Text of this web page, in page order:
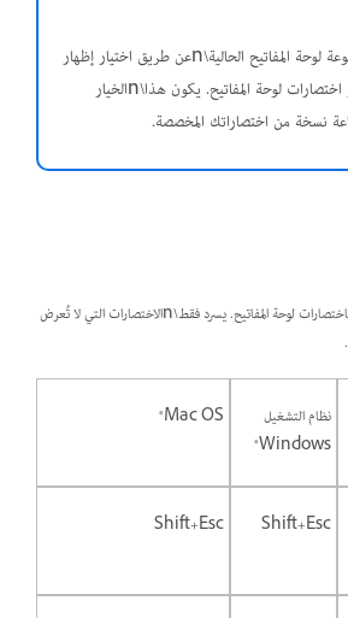
يمكنك إنشاء قائمة بمجموعة لوحة المفاتيح الحالية\nعن طريق اختيار إظهار
المجموعة في مربع حوار اختصارات لوحة المفاتيح. يكون هذا\nالخيار
من اختصاراتك المخصصة.
هذا\nالجدول ليس قائمة كاملة باختصارات لوحة المفاتيح. يسرد فقط\nالاختصارات التي لا تُعرض
التشغيل
Mac OS®
Shift+Esc